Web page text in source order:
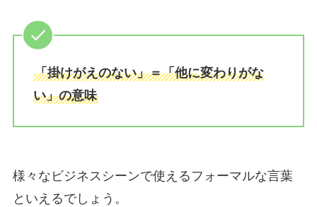
「掛けがえのない」＝「他に変わりがな
い」の意味
様々なビジネスシーンで使えるフォーマルな言葉
といえるでしょう。